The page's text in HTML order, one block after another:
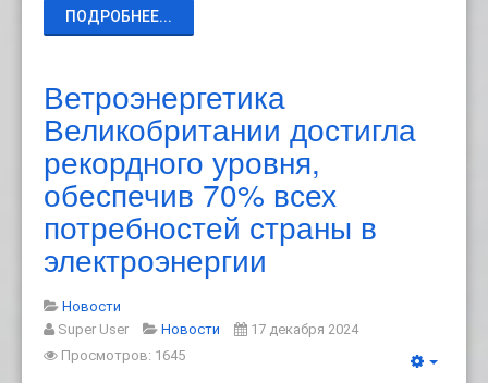
ПОДРОБНЕЕ...
Ветроэнергетика
Великобритании достигла
рекордного уровня,
обеспечив 70% всех
потребностей страны в
электроэнергии
Новости
Super User
Новости
17 декабря 2024
Просмотров: 1645